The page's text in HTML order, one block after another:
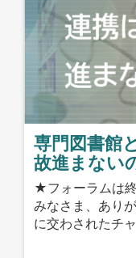
専門図書館
故進まない
★フォーラムは
みなさま、あり
に交わされたチ